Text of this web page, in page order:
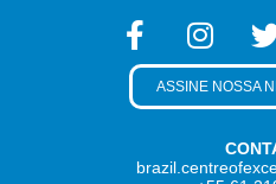
ASSINE NOSSA